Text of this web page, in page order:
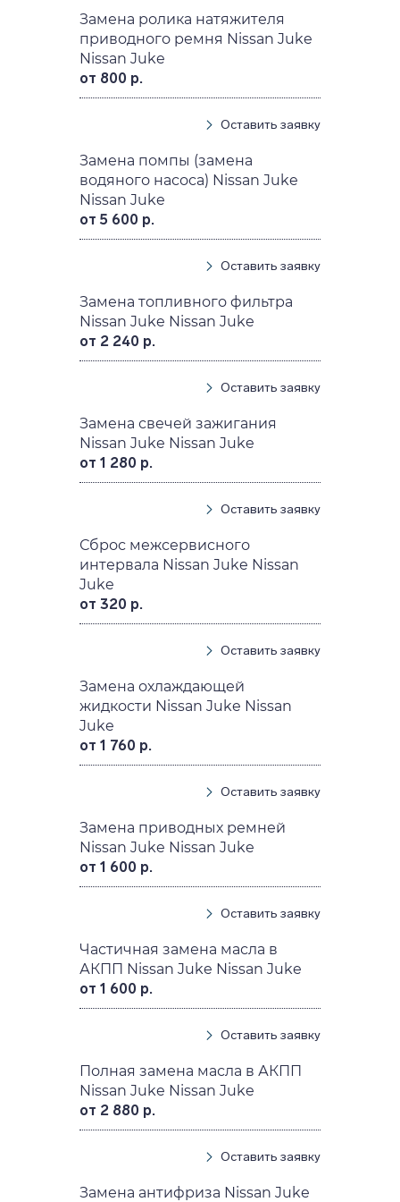
Замена ролика натяжителя
приводного ремня Nissan Juke
Nissan Juke
от 800 р.
Оставить заявку
Замена помпы (замена
водяного насоса) Nissan Juke
Nissan Juke
от 5 600 р.
Оставить заявку
Замена топливного фильтра
Nissan Juke Nissan Juke
от 2 240 р.
Оставить заявку
Замена свечей зажигания
Nissan Juke Nissan Juke
от 1 280 р.
Оставить заявку
Сброс межсервисного
интервала Nissan Juke Nissan
Juke
от 320 р.
Оставить заявку
Замена охлаждающей
жидкости Nissan Juke Nissan
Juke
от 1 760 р.
Оставить заявку
Замена приводных ремней
Nissan Juke Nissan Juke
от 1 600 р.
Оставить заявку
Частичная замена масла в
АКПП Nissan Juke Nissan Juke
от 1 600 р.
Оставить заявку
Полная замена масла в АКПП
Nissan Juke Nissan Juke
от 2 880 р.
Оставить заявку
Замена антифриза Nissan Juke